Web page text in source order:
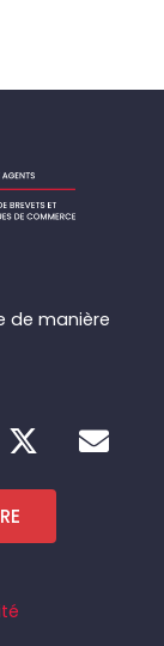
de manière
X
-
t
i
E
n